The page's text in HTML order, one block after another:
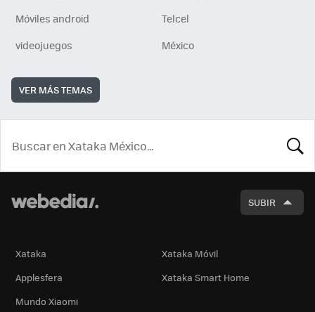
Móviles android
Telcel
videojuegos
México
VER MÁS TEMAS
SUBIR
Xataka
Xataka Móvil
Applesfera
Xataka Smart Home
Mundo Xiaomi